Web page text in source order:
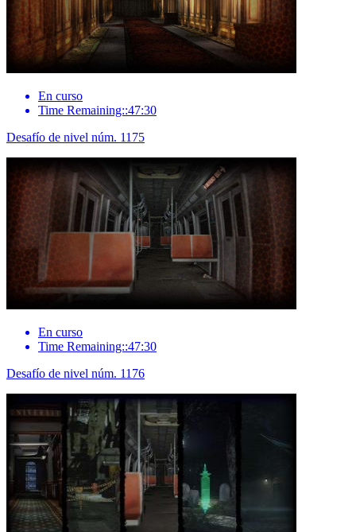
En curso
Time Remaining::47:30
Desafío de nivel núm. 1175
En curso
Time Remaining::47:30
Desafío de nivel núm. 1176